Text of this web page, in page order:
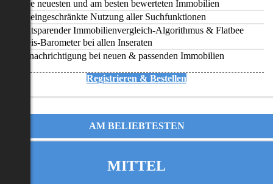
Alle neuesten und am besten bewerteten Immobilien
Uneingeschränkte Nutzung aller Suchfunktionen
Zeitsparender Immobilienvergleich-Algorithmus & Flatbee
Preis-Barometer bei allen Inseraten
Benachrichtigung bei neuen & passenden Immobilien
Registrieren & Bestellen
AM BELIEBTESTEN
MITTEL